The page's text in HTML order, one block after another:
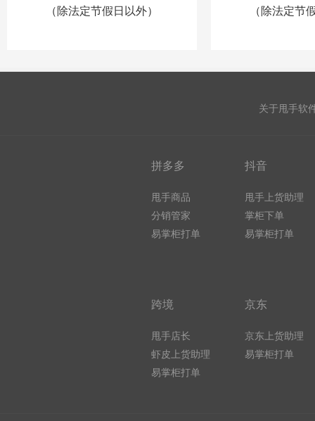
（除法定节假日以外）
（除法定节
关于甩手软
拼多多
甩手商品
分销管家
易掌柜打单
抖音
甩手上货助理
掌柜下单
易掌柜打单
跨境
甩手店长
虾皮上货助理
易掌柜打单
京东
京东上货助理
易掌柜打单